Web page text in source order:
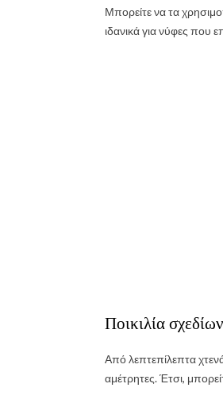
Μπορείτε να τα
ιδανικά για νύφες που
Ποικιλία σχεδίων
Από λεπτεπίλεπτα
αμέτρητες. Έτσι,